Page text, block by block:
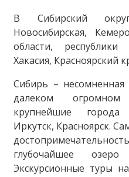
В Сибирский
Новосибирская,
области,
Хакасия, Красноярский
Сибирь – несомненная
далеком огромном
крупнейшие города
Иркутск, Красноярск.
глубочайшее
Экскурсионные туры